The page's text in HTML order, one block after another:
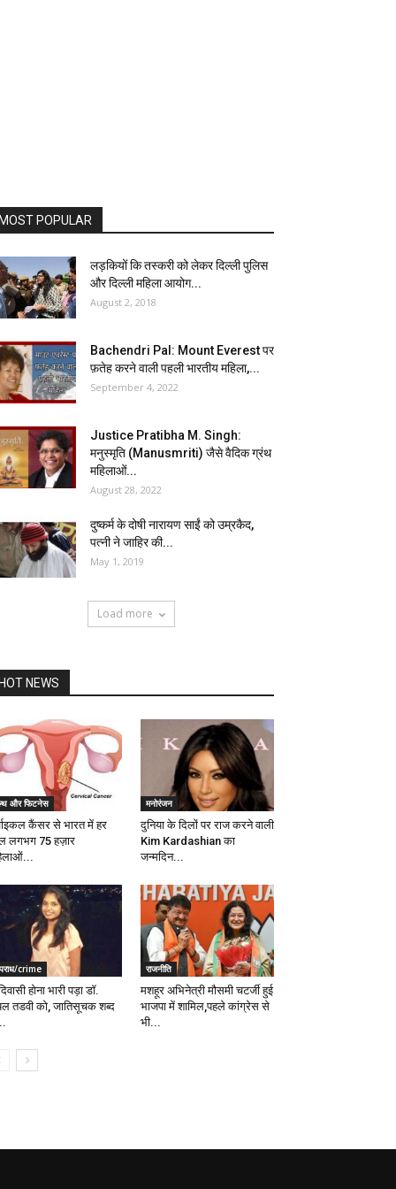
POPULAR
लड़कियों कि तस्करी को लेकर दिल्ली पुलिस
और दिल्ली महिला आयोग...
August 2, 2018
‎Bachendri Pal: Mount Everest पर
फ़तेह करने वाली पहली भारतीय महिला,...
September 4, 2022
Justice Pratibha M. Singh:
मनुस्मृति (Manusmriti) जैसे वैदिक ग्रंथ
महिलाओं...
August 28, 2022
दुष्कर्म के दोषी नारायण साईं को उम्रकैद,
पत्नी ने जाहिर की...
May 1, 2019
Load more
NEWS
और फिटनेस
कैंसर से भारत में हर
लगभग 75 हज़ार
मनोरंजन
दुनिया के दिलों पर राज करने वाली
Kim Kardashian का
जन्मदिन...
crime
होना भारी पड़ा डॉ.
तडवी को, जातिसूचक शब्द
राजनीति
मशहूर अभिनेत्री मौसमी चटर्जी हुई
भाजपा में शामिल,पहले कांग्रेस से
भी...